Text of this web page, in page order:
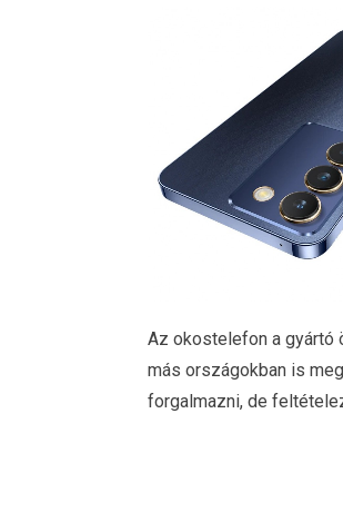
Az okostelefon a gyártó
más országokban is
forgalmazni, de